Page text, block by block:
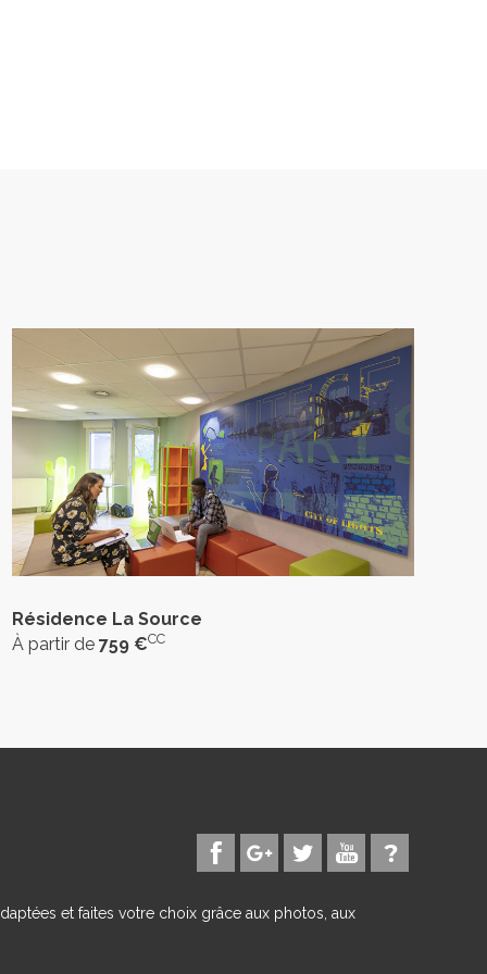
Résidence La Source
À partir de 759 €CC
et faites votre choix grâce aux photos, aux